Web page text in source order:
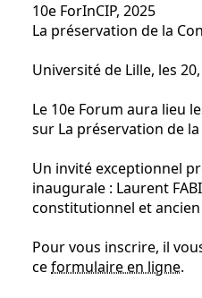
10e ForInCIP, 2025
La préservation de la
Université de Lille, les
Le 10e Forum aura lieu
sur La préservation de
Un invité exceptionnel
inaugurale : Laurent
constitutionnel et
Pour vous inscrire, il
ceformulaire en ligne.